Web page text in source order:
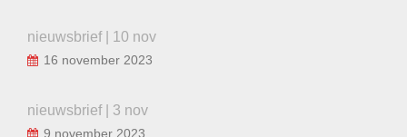
nieuwsbrief | 10 nov
16 november 2023
nieuwsbrief | 3 nov
9 november 2023